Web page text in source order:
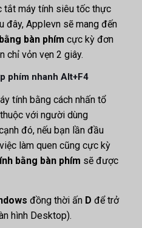
tắt máy tính siêu tốc thực
đây, Applevn sẽ mang đến
bàn phím cực kỳ đơn
chỉ vỏn vẹn 2 giây.
phím nhanh Alt+F4
tính bằng cách nhấn tổ
với người dùng
đó, nếu bạn lần đầu
làm quen cũng cực kỳ
bằng bàn phím sẽ được
đồng thời ấn D để trở
hình Desktop).